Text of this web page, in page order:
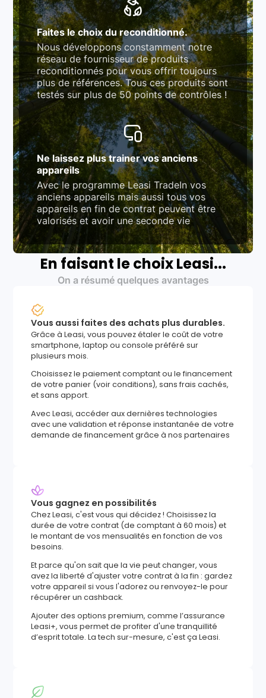
Faites le choix du reconditionné.
Nous développons constamment notre
réseau de fournisseur de produits
reconditionnés pour vous offrir toujours
plus de références. Tous ces produits sont
testés sur plus de 50 points de contrôles !
Ne laissez plus trainer vos anciens
appareils
Avec le programme Leasi TradeIn vos
anciens appareils mais aussi tous vos
appareils en fin de contrat peuvent être
valorisés et avoir une seconde vie
En faisant le choix Leasi...
On a résumé quelques avantages
Vous aussi faites des achats plus durables.
Grâce à Leasi, vous pouvez étaler le coût de votre
smartphone, laptop ou console préféré sur
plusieurs mois.
Choisissez le paiement comptant ou le financement
de votre panier (voir conditions), sans frais cachés,
et sans apport.
Avec Leasi, accéder aux dernières technologies
avec une validation et réponse instantanée de votre
demande de financement grâce à nos partenaires
Vous gagnez en possibilités
Chez Leasi, c'est vous qui décidez ! Choisissez la
durée de votre contrat (de comptant à 60 mois) et
le montant de vos mensualités en fonction de vos
besoins.
Et parce qu'on sait que la vie peut changer, vous
avez la liberté d'ajuster votre contrat à la fin : gardez
votre appareil si vous l'adorez ou renvoyez-le pour
récupérer un cashback.
Ajouter des options premium, comme l’assurance
Leasi+, vous permet de profiter d'une tranquillité
d’esprit totale. La tech sur-mesure, c'est ça Leasi.